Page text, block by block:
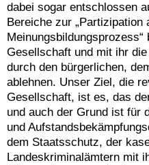
dabei sogar entschlossen
Bereiche zur
Gesellschaft und mit ihr
durch den bürgerlichen,
ablehnen. Unser Ziel, die
Gesellschaft, ist es, das
und auch der Grund ist für
und
dem Staatsschutz, der
Landeskriminalämtern mit